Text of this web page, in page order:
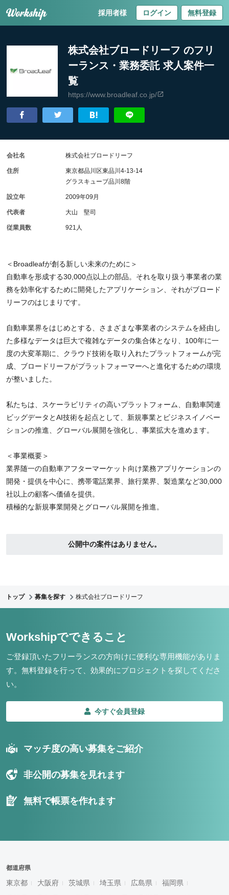
採用者様 ログイン 無料登録
株式会社ブロードリーフ のフリ
ーランス・業務委託 求人案件一
覧
https://www.broadleaf.co.jp/
＜Broadleafが創る新しい未来のために＞
自動車を形成する30,000点以上の部品。それを取り扱う事業者の業
務を効率化するために開発したアプリケーション、それがブロード
リーフのはじまりです。
自動車業界をはじめとする、さまざまな事業者のシステムを経由し
た多様なデータは巨大で複雑なデータの集合体となり、100年に一
度の大変革期に、クラウド技術を取り入れたプラットフォームが完
成、ブロードリーフがプラットフォーマーへと進化するための環境
が整いました。
私たちは、スケーラビリティの高いプラットフォーム、自動車関連
ビッグデータとAI技術を起点として、新規事業とビジネスイノベー
ションの推進、グローバル展開を強化し、事業拡大を進めます。
＜事業概要＞
業界随一の自動車アフターマーケット向け業務アプリケーションの
開発・提供を中心に、携帯電話業界、旅行業界、製造業など30,000
社以上の顧客へ価値を提供。
積極的な新規事業開発とグローバル展開を推進。
公開中の案件はありません。
会社名 株式会社ブロードリーフ
住所
東京都品川区東品川4-13-14
グラスキューブ品川8階
設立年 2009年09月
代表者 大山 堅司
従業員数 921人
トップ 募集を探す 株式会社ブロードリーフ
Workshipでできること
ご登録頂いたフリーランスの方向けに便利な専用機能がありま
す。 無料登録を行って、効果的にプロジェクトを探してくださ
い。
今すぐ会員登録
マッチ度の高い募集をご紹介
非公開の募集を見れます
無料で帳票を作れます
都道府県
東京都 大阪府 茨城県 埼玉県 広島県 福岡県